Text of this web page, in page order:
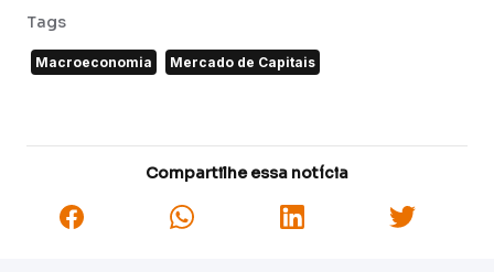
Tags
Macroeconomia Mercado de Capitais
Compartilhe essa notícia